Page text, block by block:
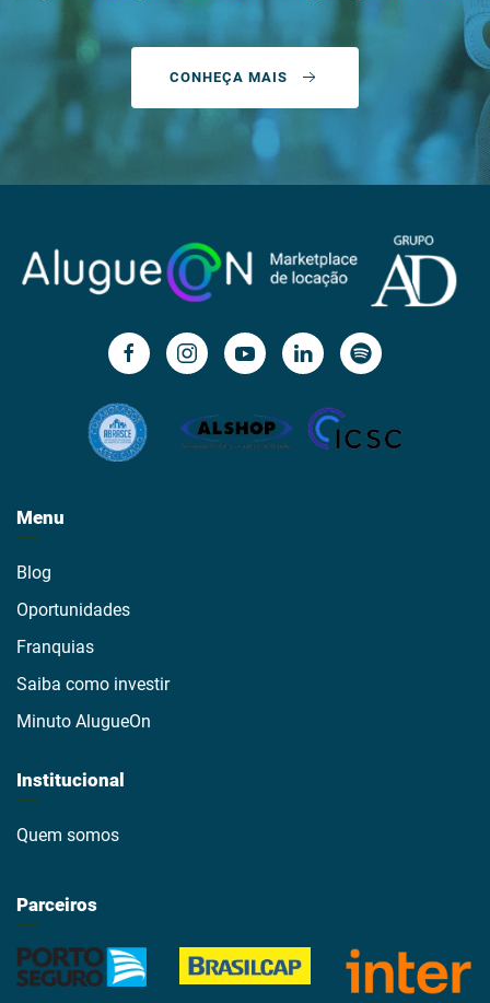
CONHEÇA MAIS
Menu
Blog
Oportunidades
Franquias
Saiba como investir
Minuto AlugueOn
Institucional
Quem somos
Parceiros